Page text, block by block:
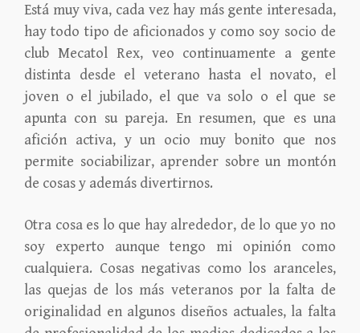
Está muy viva, cada vez hay más gente interesada,
hay todo tipo de aficionados y como soy socio de
club Mecatol Rex, veo continuamente a gente
distinta desde el veterano hasta el novato, el
joven o el jubilado, el que va solo o el que se
apunta con su pareja. En resumen, que es una
afición activa, y un ocio muy bonito que nos
permite sociabilizar, aprender sobre un montón
de cosas y además divertirnos.
Otra cosa es lo que hay alrededor, de lo que yo no
soy experto aunque tengo mi opinión como
cualquiera. Cosas negativas como los aranceles,
las quejas de los más veteranos por la falta de
originalidad en algunos diseños actuales, la falta